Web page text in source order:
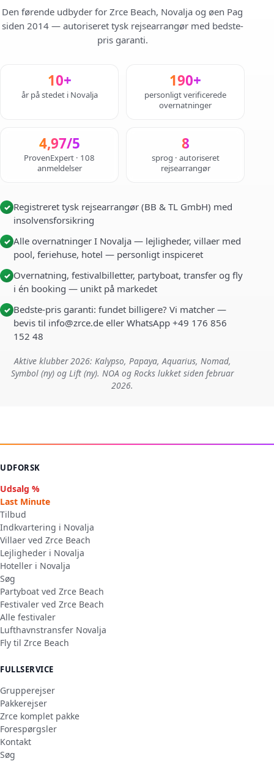
Den førende udbyder for Zrce Beach, Novalja og øen Pag
siden 2014 — autoriseret tysk rejsearrangør med bedste-
pris garanti.
10+
år på stedet i Novalja
190+
personligt verificerede
overnatninger
4,97/5
ProvenExpert · 108
anmeldelser
8
sprog · autoriseret
rejsearrangør
✓ Registreret tysk rejsearrangør (BB & TL GmbH) med
insolvensforsikring
✓ Alle overnatninger I Novalja — lejligheder, villaer med
pool, feriehuse, hotel — personligt inspiceret
✓ Overnatning, festivalbilletter, partyboat, transfer og fly
i én booking — unikt på markedet
✓ Bedste-pris garanti: fundet billigere? Vi matcher —
bevis til info@zrce.de eller WhatsApp +49 176 856
152 48
Aktive klubber 2026: Kalypso, Papaya, Aquarius, Nomad,
Symbol (ny) og Lift (ny). NOA og Rocks lukket siden februar
2026.
UDFORSK
Udsalg %
Last Minute
Tilbud
Indkvartering i Novalja
Villaer ved Zrce Beach
Lejligheder i Novalja
Hoteller i Novalja
Søg
Partyboat ved Zrce Beach
Festivaler ved Zrce Beach
Alle festivaler
Lufthavnstransfer Novalja
Fly til Zrce Beach
FULLSERVICE
Grupperejser
Pakkerejser
Zrce komplet pakke
Forespørgsler
Kontakt
Søg